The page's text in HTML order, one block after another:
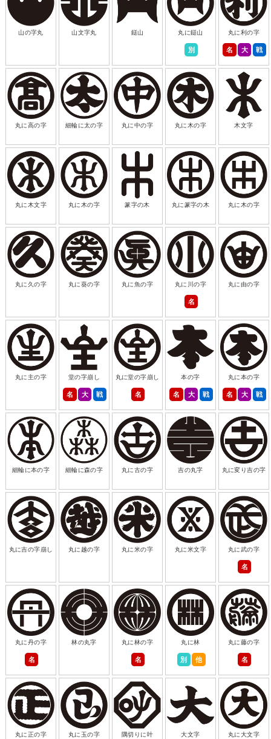
山の字丸 山文字丸 鎹山 丸に鎹山
別
丸に利の字
名 大 戦
丸に高の字 細輪に太の字 丸に中の字 丸に木の字 木文字
丸に木文字 丸に木の字 篆字の木 丸に篆字の木 丸に木の字
丸に久の字 丸に葵の字 丸に魚の字 丸に川の字
名
丸に由の字
丸に主の字 堂の字崩し
名 大 戦
丸に堂の字崩し
名
本の字
名 大 戦
丸に本の字
名 大 戦
細輪に本の字 細輪に森の字 丸に古の字 吉の丸字 丸に変り吉の字
丸に吉の字崩し 丸に越の字 丸に米の字 丸に米文字 丸に武の字
名
丸に丹の字
名
林の丸字 丸に林の字
名
丸に林
別 他
丸に藤の字
名
丸に正の字 丸に玉の字 隅切りに叶 大文字 丸に大文字